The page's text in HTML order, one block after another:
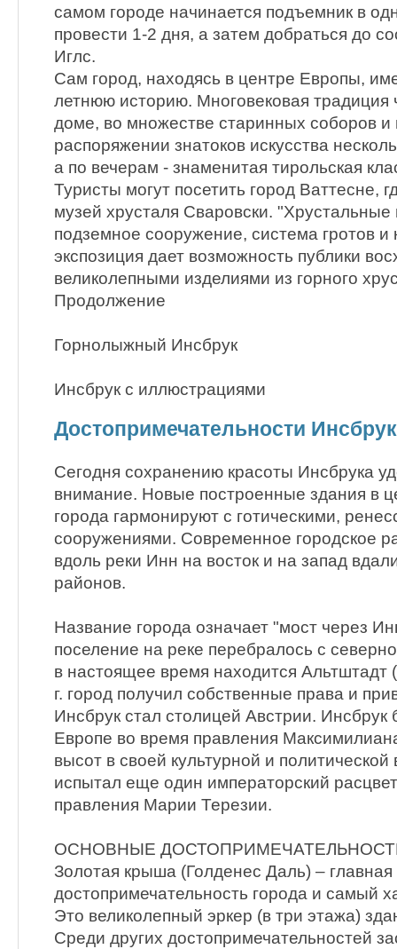
самом городе начинается подъемник в
провести 1-2 дня, а затем добраться до
Иглс.
Сам город, находясь в центре Европы,
летнюю историю. Многовековая традиция
доме, во множестве старинных соборов и
распоряжении знатоков искусства
а по вечерам - знаменитая тирольская
Туристы могут посетить город Ваттесне,
музей хрусталя Сваровски.
подземное сооружение, система гротов и
экспозиция дает возможность публики
великолепными изделиями из горного
Продолжение
Горнолыжный Инсбрук
Инсбрук с иллюстрациями
Достопримечательности
Сегодня сохранению красоты Инсбрука
внимание. Новые построенные здания в
города гармонируют с готическими,
сооружениями. Современное городское
вдоль реки Инн на восток и на запад
районов.
Название города означает "мост через
поселение на реке перебралось с
в настоящее время находится
г. город получил собственные права и
Инсбрук стал столицей Австрии. Инсбрук
Европе во время правления
высот в своей культурной и
испытал еще один императорский
правления Марии Терезии.
ОСНОВНЫЕ
Золотая крыша (Голденес Даль) – главная
достопримечательность города и самый
Это великолепный эркер (в три этажа)
Среди других достопримечательностей